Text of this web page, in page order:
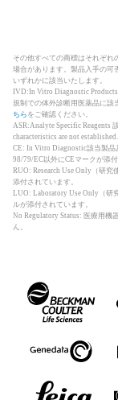
その他すべての商標はそれぞれ
場合があります。製品入手の可
いずれかに該当いたします。
IVD:In Vitro Diagnostic
規制での体外診断用医薬品に該
ちら をご確認ください。
ASR:Analyte Specific Reagents
characteristics are not
CE: In Vitro Diagnostic該当製品
98/79/EC以外にCEマークが添
RUO: Research Use Only（研究
添付されています。
LUO: Laboratory Use Only（研
ルが添付されています。
No Regulatory Status: 医療用機
ん。